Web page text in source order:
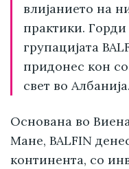
влијанието на
практики.
групацијата
придонес кон
свет во
Основана во
Мане, BALFIN
континента, со